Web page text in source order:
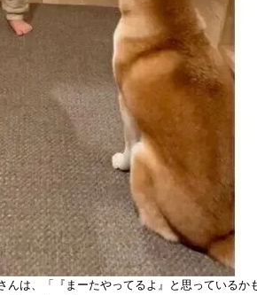
は、「『まーたやってるよ』と思っているか